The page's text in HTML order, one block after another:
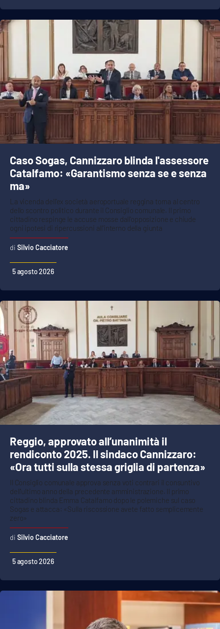
Caso Sogas, Cannizzaro blinda l'assessore
Catalfamo: «Garantismo senza se e senza
ma»
La vicenda dell'ex società aeroportuale reggina torna al centro
dello scontro politico durante il Consiglio comunale. Il primo
cittadino respinge le accuse mosse dall'opposizione e chiude
ogni ipotesi di ripercussioni all'interno della giunta
Silvio Cacciatore
5 agosto 2026
Reggio, approvato all’unanimità il
rendiconto 2025. Il sindaco Cannizzaro:
«Ora tutti sulla stessa griglia di partenza»
Il Consiglio comunale approva senza voti contrari il consuntivo
dell'ultimo anno della precedente amministrazione. Il primo
cittadino blinda Emma Catalfamo dopo le polemiche sul caso
Sogas e attacca: «Sulla riscossione avete fatto semplicemente
zero»
Silvio Cacciatore
5 agosto 2026